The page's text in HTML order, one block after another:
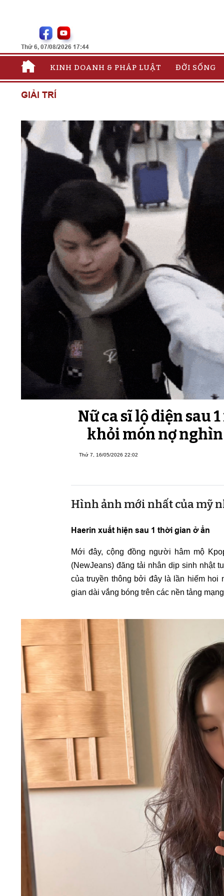
Thứ 6, 07/08/2026 17:44
KINH DOANH & PHÁP LUẬT ĐỜI SỐNG
GIẢI TRÍ
Nữ ca sĩ lộ diện sau
khỏi món nợ
Thứ 7, 16/05/2026 22:02
Hình ảnh mới nhất của mỹ
Haerin xuất hiện sau 1 thời gian ở ẩn
Mới đây, cộng đồng người hâm mộ
(NewJeans) đăng tải nhân dịp sinh nhật
của truyền thông bởi đây là lần hiếm
gian dài vắng bóng trên các nền tảng